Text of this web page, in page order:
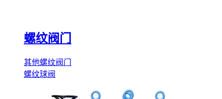
螺纹阀门
其他螺纹阀门
螺纹球阀